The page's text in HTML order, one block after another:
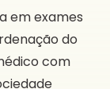
em exames
do
com